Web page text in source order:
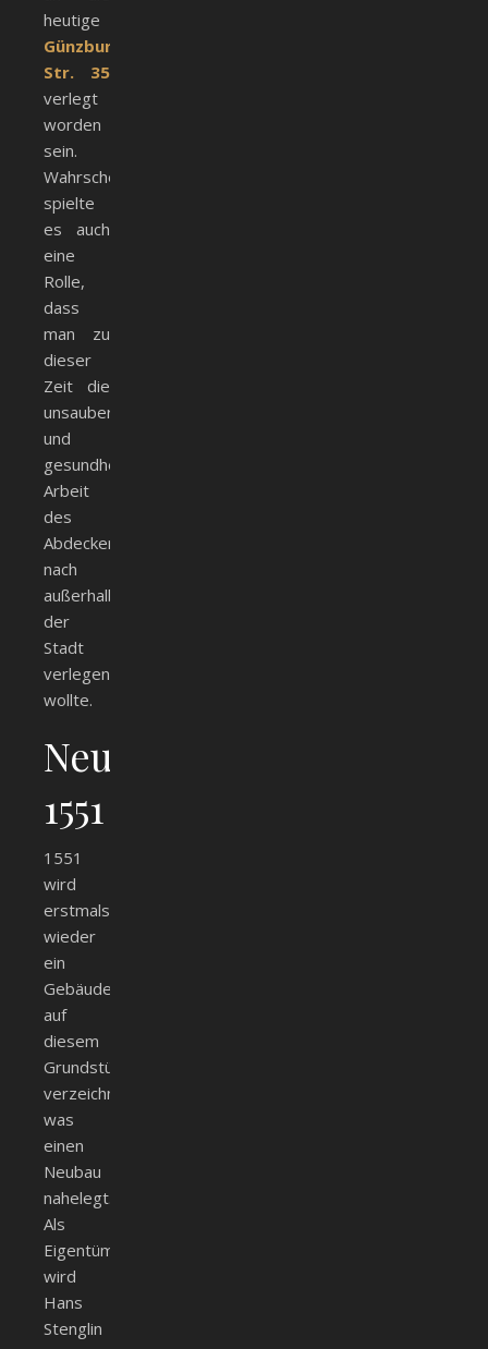
heutige
Günzburger
Str. 35
verlegt
worden
sein.
Wahrscheinlich
spielte
es auch
eine
Rolle,
dass
man zu
dieser
Zeit die
unsaubere
und
gesundheitsgefährdende
Arbeit
des
Abdeckers
nach
außerhalb
der
Stadt
verlegen
wollte.
Neubebauung
1551
1551
wird
erstmals
wieder
ein
Gebäude
auf
diesem
Grundstück
verzeichnet,
was
einen
Neubau
nahelegt.
Als
Eigentümer
wird
Hans
Stenglin